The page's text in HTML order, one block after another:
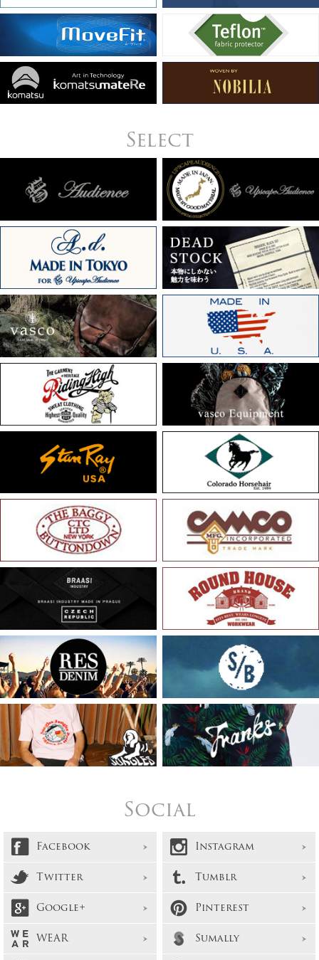
Select
Social
Facebook
Instagram
Twitter
Tumblr
Google+
Pinterest
WEAR
Sumally